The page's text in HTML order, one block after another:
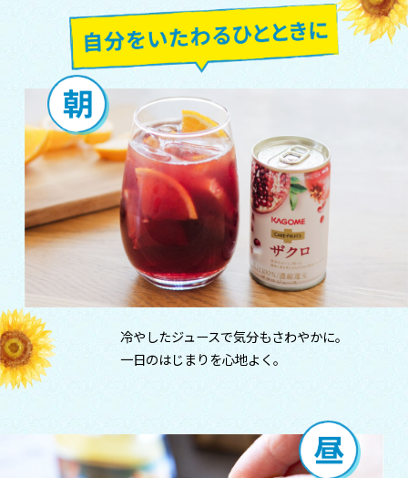
冷やしたジュースで気分もさわやかに。
一日のはじまりを心地よく。